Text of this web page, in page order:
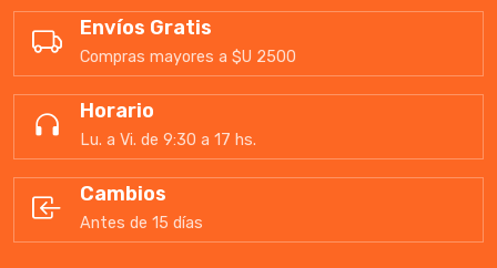
Envíos Gratis
Compras mayores a $U 2500
Horario
Lu. a Vi. de 9:30 a 17 hs.
Cambios
Antes de 15 días